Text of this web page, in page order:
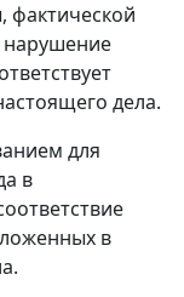
фактической
нарушение
дела.
для
в
в